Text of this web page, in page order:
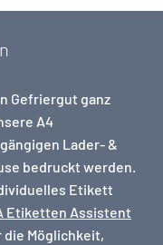
Gefriergut ganz
A4
Lader- &
bedruckt werden.
Etikett
Etiketten Assistent
Möglichkeit,